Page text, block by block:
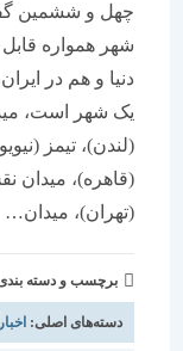
چهل و ششمین گفتمان
شهر همواره قابل
دنیا و هم در ایران،
یک شهر است، میدان
(لندن)، تیمز
(قاهره)، میدان نقش
(تهران)، میدان…
برچسب و دسته بندی های
دسته‌های اصلی:اخبار